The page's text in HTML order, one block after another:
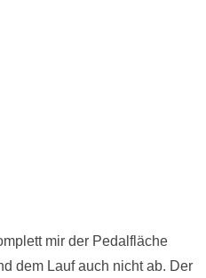
mir der Pedalfläche
dem Lauf auch nicht ab. Der